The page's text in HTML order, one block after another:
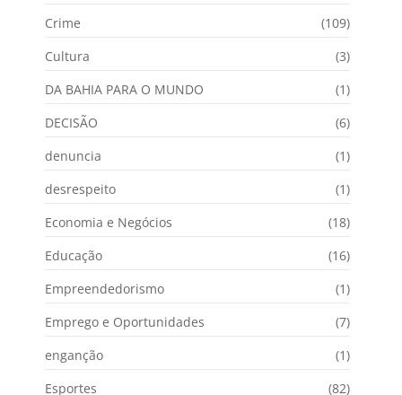
Crime
(109)
Cultura
(3)
DA BAHIA PARA O MUNDO
(1)
DECISÃO
(6)
denuncia
(1)
desrespeito
(1)
Economia e Negócios
(18)
Educação
(16)
Empreendedorismo
(1)
Emprego e Oportunidades
(7)
enganção
(1)
Esportes
(82)